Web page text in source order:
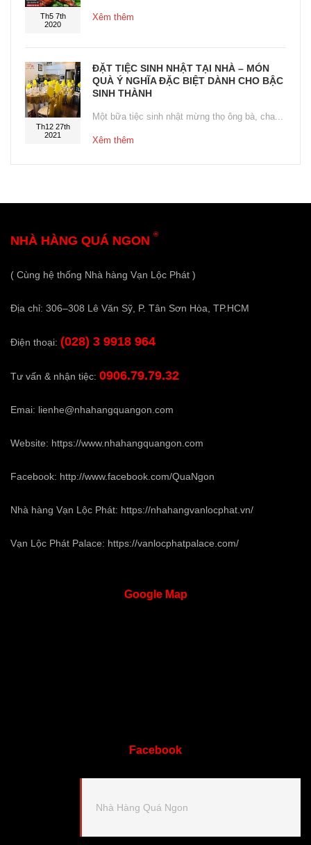
Th5 7th
2020
Xêm thêm
Th12 27th
2021
ĐẶT TIỆC SINH NHẬT TẠI NHÀ – MÓN
QUÀ Ý NGHĨA ĐẶC BIỆT DÀNH CHO BẬC
SINH THÀNH
Một bữa tiệc sinh nhật mừng thọ ông bà, cha...
Xêm thêm
NHÀ HÀNG QUÁ NGON ®
( Cùng hệ thống Nhà hàng Vạn Lộc Phát )
Địa chỉ: 306–308 Lê Văn Sỹ, P. Tân Sơn Hòa, TP.HCM
Điện thoại: (028) 3 9918 964
Tư vấn & nhận tiệc: 0906.79.79.32
Emai: lienhe@nhahangquangon.com
Website: https://www.nhahangquangon.com
Facebook: http://www.facebook.com/QuaNgon
Nhà hàng Vạn Lộc Phát: https://nhahangvanlocphat.vn/
Vạn Lộc Phát Palace: https://vanlocphatpalace.com/
GoogleMap
Facebook
Nhà Hàng Quá Ngon